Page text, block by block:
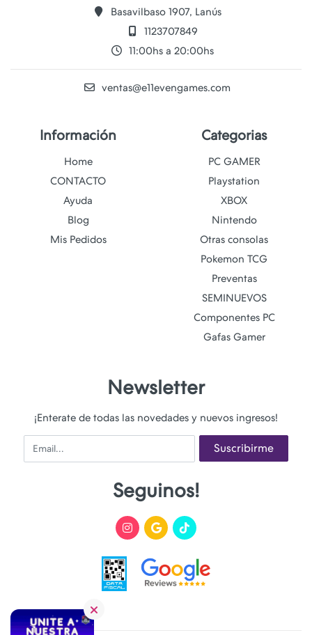
Basavilbaso 1907, Lanús
1123707849
11:00hs a 20:00hs
ventas@e11evengames.com
Información
Home
CONTACTO
Ayuda
Blog
Mis Pedidos
Categorias
PC GAMER
Playstation
XBOX
Nintendo
Otras consolas
Pokemon TCG
Preventas
SEMINUEVOS
Componentes PC
Gafas Gamer
Newsletter
¡Enterate de todas las novedades y nuevos ingresos!
Email Suscribirme
Seguinos!